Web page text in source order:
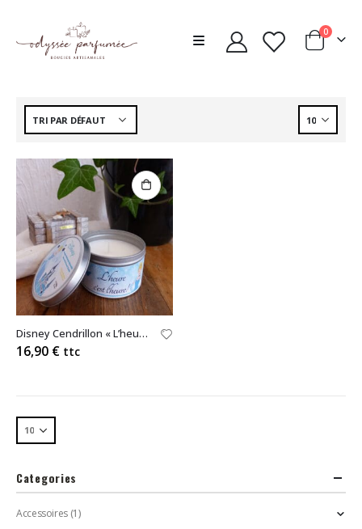
0
Disney Cendrillon « L’heure, c’est l’heure! » 40h – Maison Francal
16,90 € ttc
Categories
Accessoires (1)